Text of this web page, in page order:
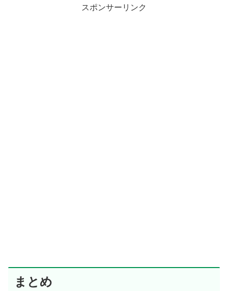
スポンサーリンク
まとめ